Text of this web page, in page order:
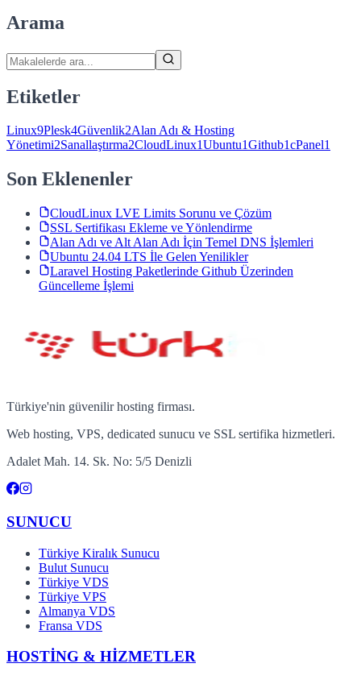
Arama
Etiketler
Linux9Plesk4Güvenlik2Alan Adı & Hosting
Yönetimi2Sanallaştırma2CloudLinux1Ubuntu1Github1cPanel1
Son Eklenenler
CloudLinux LVE Limits Sorunu ve Çözüm
SSL Sertifikası Ekleme ve Yönlendirme
Alan Adı ve Alt Alan Adı İçin Temel DNS İşlemleri
Ubuntu 24.04 LTS İle Gelen Yenilikler
Laravel Hosting Paketlerinde Github Üzerinden
Güncelleme İşlemi
Türkiye'nin güvenilir hosting firması.
Web hosting, VPS, dedicated sunucu ve SSL sertifika hizmetleri.
Adalet Mah. 14. Sk. No: 5/5 Denizli
SUNUCU
Türkiye Kiralık Sunucu
Bulut Sunucu
Türkiye VDS
Türkiye VPS
Almanya VDS
Fransa VDS
HOSTİNG & HİZMETLER